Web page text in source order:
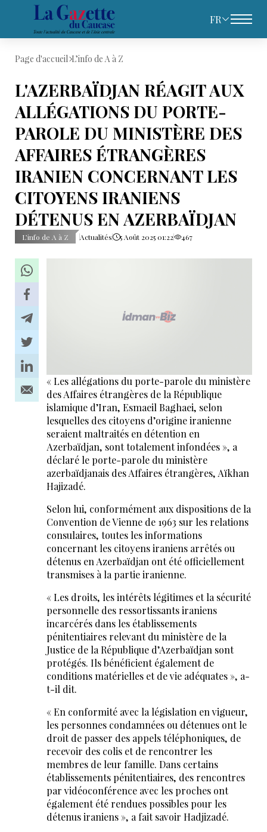
FR
Page d'accueil L’info de A à Z
L'AZERBAÏDJAN RÉAGIT AUX
ALLÉGATIONS DU PORTE-
PAROLE DU MINISTÈRE DES
AFFAIRES ÉTRANGÈRES
IRANIEN CONCERNANT LES
CITOYENS IRANIENS
DÉTENUS EN AZERBAÏDJAN
L’info de A à Z Actualités 5 Août 2025 01:22 467
« Les allégations du porte-parole du ministère
des Affaires étrangères de la République
islamique d’Iran, Esmaeil Baghaei, selon
lesquelles des citoyens d’origine iranienne
seraient maltraités en détention en
Azerbaïdjan, sont totalement infondées », a
déclaré le porte-parole du ministère
azerbaïdjanais des Affaires étrangères, Aïkhan
Hajizadé.
Selon lui, conformément aux dispositions de la
Convention de Vienne de 1963 sur les relations
consulaires, toutes les informations
concernant les citoyens iraniens arrêtés ou
détenus en Azerbaïdjan ont été officiellement
transmises à la partie iranienne.
« Les droits, les intérêts légitimes et la sécurité
personnelle des ressortissants iraniens
incarcérés dans les établissements
pénitentiaires relevant du ministère de la
Justice de la République d’Azerbaïdjan sont
protégés. Ils bénéficient également de
conditions matérielles et de vie adéquates », a-
t-il dit.
« En conformité avec la législation en vigueur,
les personnes condamnées ou détenues ont le
droit de passer des appels téléphoniques, de
recevoir des colis et de rencontrer les
membres de leur famille. Dans certains
établissements pénitentiaires, des rencontres
par vidéoconférence avec les proches ont
également été rendues possibles pour les
détenus iraniens », a fait savoir Hadjizadé.